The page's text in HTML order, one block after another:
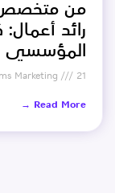
من متخصص
رائد
المؤسسي
Marketing 21 مايو، 2026
Read More →